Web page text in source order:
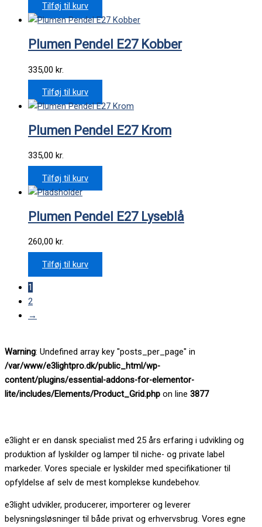
Tilføj til kurv
Plumen Pendel E27 Kobber
335,00 kr.
Tilføj til kurv
Plumen Pendel E27 Krom
335,00 kr.
Tilføj til kurv
Plumen Pendel E27 Lyseblå
260,00 kr.
Tilføj til kurv
1
2
→
Warning: Undefined array key "posts_per_page" in
/var/www/e3lightpro.dk/public_html/wp-
content/plugins/essential-addons-for-elementor-
lite/includes/Elements/Product_Grid.php on line 3877
e3light er en dansk specialist med 25 års erfaring i udvikling og
produktion af lyskilder og lamper til niche- og private label
markeder. Vores speciale er lyskilder med specifikationer til
opfyldelse af selv de mest komplekse kundebehov.
e3light udvikler, producerer, importerer og leverer
belysningsløsninger til både privat og erhvervsbrug. Vores egne